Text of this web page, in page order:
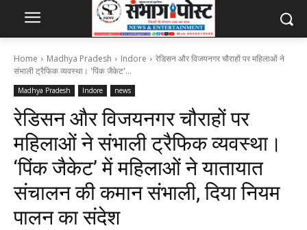
Home Madhya Pradesh Indore
रेडिसन और विजयनगर चौराहों पर महिलाओं ने
संभाली ट्रैफिक व्यवस्था। 'पिंक जैकेट'...
Madhya Pradesh Indore news
रेडिसन और विजयनगर चौराहों पर
महिलाओं ने संभाली ट्रैफिक व्यवस्था।
‘पिंक जैकेट’ में महिलाओं ने यातायात
संचालन की कमान संभाली, दिया नियम
पालन का संदेश